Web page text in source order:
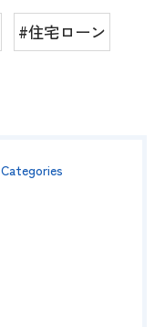
#住宅ローン
Categories